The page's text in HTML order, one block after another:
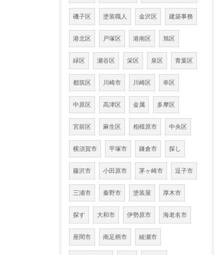
磯子区 塗装職人 金沢区 建築事務
港北区 戸塚区 港南区 旭区
緑区 瀬谷区 栄区 泉区 青葉区
都筑区 川崎市 川崎区 幸区
中原区 高津区 金属 多摩区
宮前区 麻生区 相模原市 中央区
横須賀市 平塚市 鎌倉市 探し
藤沢市 小田原市 茅ヶ崎市 逗子市
三浦市 秦野市 塗装屋 厚木市
探す 大和市 伊勢原市 海老名市
座間市 南足柄市 綾瀬市